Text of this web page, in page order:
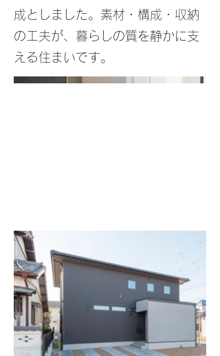
成としました。素材・構成・収納
の工夫が、暮らしの質を静かに支
える住まいです。